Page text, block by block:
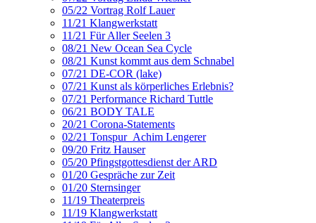
05/22 Vortrag Rolf Lauer
11/21 Klangwerkstatt
11/21 Für Aller Seelen 3
08/21 New Ocean Sea Cycle
08/21 Kunst kommt aus dem Schnabel
07/21 DE-COR (lake)
07/21 Kunst als körperliches Erlebnis?
07/21 Performance Richard Tuttle
06/21 BODY TALE
20/21 Corona-Statements
02/21 Tonspur_Achim Lengerer
09/20 Fritz Hauser
05/20 Pfingstgottesdienst der ARD
01/20 Gespräche zur Zeit
01/20 Sternsinger
11/19 Theaterpreis
11/19 Klangwerkstatt